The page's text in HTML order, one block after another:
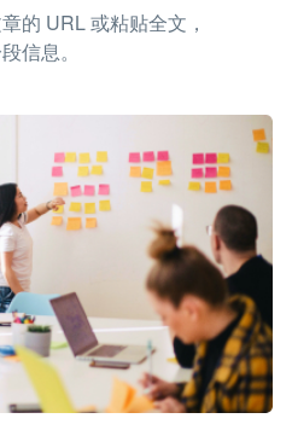
的 URL 或粘贴全文，
信息。